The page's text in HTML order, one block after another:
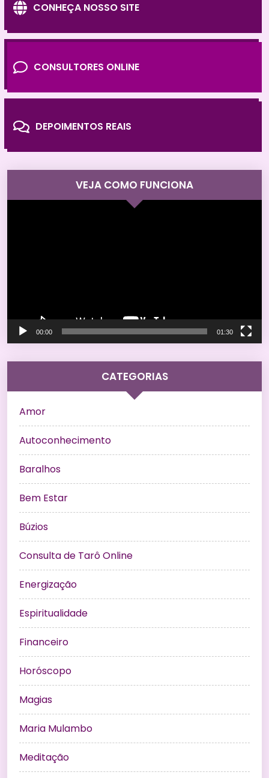
CONHEÇA NOSSO SITE
CONSULTORES ONLINE
DEPOIMENTOS REAIS
VEJA COMO FUNCIONA
00:00 01:30
CATEGORIAS
Amor
Autoconhecimento
Baralhos
Bem Estar
Búzios
Consulta de Tarô Online
Energização
Espiritualidade
Financeiro
Horóscopo
Magias
Maria Mulambo
Meditação